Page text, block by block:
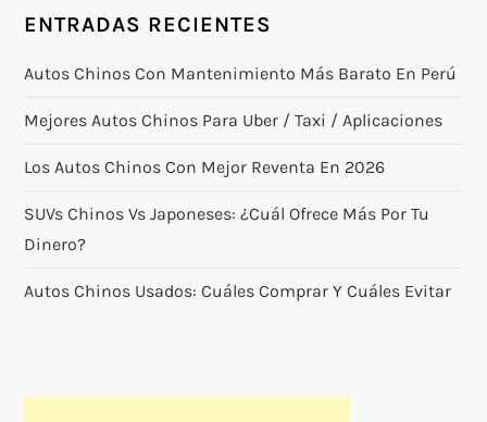
ENTRADAS RECIENTES
Autos Chinos Con Mantenimiento Más Barato En Perú
Mejores Autos Chinos Para Uber / Taxi / Aplicaciones
Los Autos Chinos Con Mejor Reventa En 2026
SUVs Chinos Vs Japoneses: ¿cuál Ofrece Más Por Tu
Dinero?
Autos Chinos Usados: Cuáles Comprar Y Cuáles Evitar